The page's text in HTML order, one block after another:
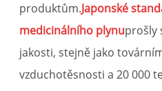
produktům.Japonské
medicinálního plynuprošly
jakosti, stejně jako
vzduchotěsnosti a 20 000